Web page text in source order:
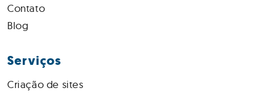
Contato
Blog
Serviços
Criação de sites